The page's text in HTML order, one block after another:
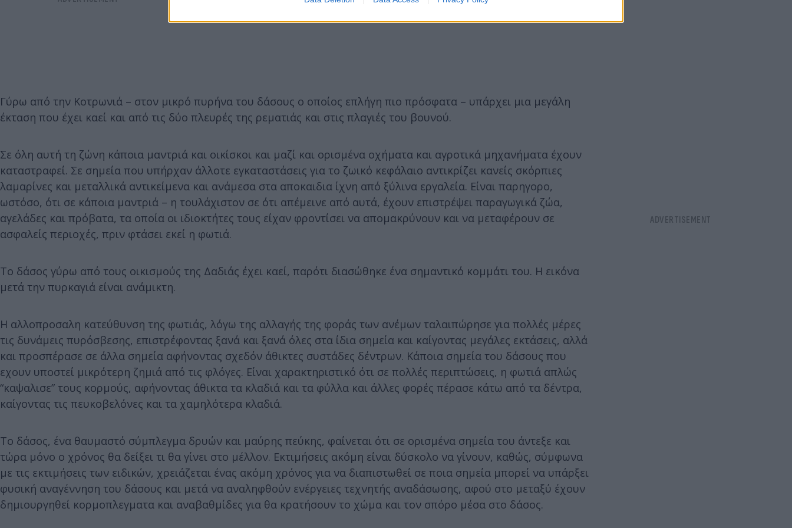
Γύρω από την Κοτρωνιά – στον μικρό πυρήνα του δάσους ο οποίος επλήγη πιο πρόσφατα – υπάρχει μια μεγάλη
έκταση που έχει καεί και από τις δύο πλευρές της ρεματιάς και στις πλαγιές του βουνού.
Σε όλη αυτή τη ζώνη κάποια μαντριά και οικίσκοι και μαζί και ορισμένα οχήματα και αγροτικά μηχανήματα έχουν
καταστραφεί. Σε σημεία που υπήρχαν άλλοτε εγκαταστάσεις για το ζωικό κεφάλαιο αντικρίζει κανείς σκόρπιες
λαμαρίνες και μεταλλικά αντικείμενα και ανάμεσα στα αποκαιδια ίχνη από ξύλινα εργαλεία. Είναι παρηγορο,
ωστόσο, ότι σε κάποια μαντριά – η τουλάχιστον σε ότι απέμεινε από αυτά, έχουν επιστρέψει παραγωγικά ζώα,
αγελάδες και πρόβατα, τα οποία οι ιδιοκτήτες τους είχαν φροντίσει να απομακρύνουν και να μεταφέρουν σε
ασφαλείς περιοχές, πριν φτάσει εκεί η φωτιά.
Το δάσος γύρω από τους οικισμούς της Δαδιάς έχει καεί, παρότι διασώθηκε ένα σημαντικό κομμάτι του. Η εικόνα
μετά την πυρκαγιά είναι ανάμικτη.
Η αλλοπροσαλη κατεύθυνση της φωτιάς, λόγω της αλλαγής της φοράς των ανέμων ταλαιπώρησε για πολλές μέρες
τις δυνάμεις πυρόσβεσης, επιστρέφοντας ξανά και ξανά όλες στα ίδια σημεία και καίγοντας μεγάλες εκτάσεις, αλλά
και προσπέρασε σε άλλα σημεία αφήνοντας σχεδόν άθικτες συστάδες δέντρων. Κάποια σημεία του δάσους που
εχουν υποστεί μικρότερη ζημιά από τις φλόγες. Είναι χαρακτηριστικό ότι σε πολλές περιπτώσεις, η φωτιά απλώς
“καψαλισε” τους κορμούς, αφήνοντας άθικτα τα κλαδιά και τα φύλλα και άλλες φορές πέρασε κάτω από τα δέντρα,
καίγοντας τις πευκοβελόνες και τα χαμηλότερα κλαδιά.
Το δάσος, ένα θαυμαστό σύμπλεγμα δρυών και μαύρης πεύκης, φαίνεται ότι σε ορισμένα σημεία του άντεξε και
τώρα μόνο ο χρόνος θα δείξει τι θα γίνει στο μέλλον. Εκτιμήσεις ακόμη είναι δύσκολο να γίνουν, καθώς, σύμφωνα
με τις εκτιμήσεις των ειδικών, χρειάζεται ένας ακόμη χρόνος για να διαπιστωθεί σε ποια σημεία μπορεί να υπάρξει
φυσική αναγέννηση του δάσους και μετά να αναληφθούν ενέργειες τεχνητής αναδάσωσης, αφού στο μεταξύ έχουν
δημιουργηθεί κορμοπλεγματα και αναβαθμίδες για θα κρατήσουν το χώμα και τον σπόρο μέσα στο δάσος.